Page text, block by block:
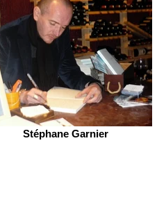
Stéphane Garnier